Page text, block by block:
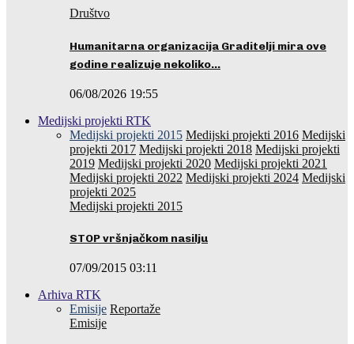
Društvo
Humanitarna organizacija Graditelji mira ove
godine realizuje nekoliko…
06/08/2026 19:55
Medijski projekti RTK
Medijski projekti 2015 Medijski projekti 2016 Medijski
projekti 2017 Medijski projekti 2018 Medijski projekti
2019 Medijski projekti 2020 Medijski projekti 2021
Medijski projekti 2022 Medijski projekti 2024 Medijski
projekti 2025
Medijski projekti 2015
STOP vršnjačkom nasilju
07/09/2015 03:11
Arhiva RTK
Emisije Reportaže
Emisije